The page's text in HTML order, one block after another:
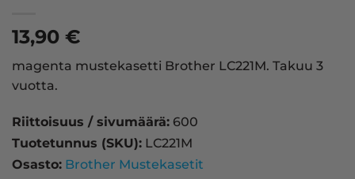
13,90 €
magenta mustekasetti Brother LC221M. Takuu 3
vuotta.
Riittoisuus / sivumäärä: 600
Tuotetunnus (SKU): LC221M
Osasto: Brother Mustekasetit